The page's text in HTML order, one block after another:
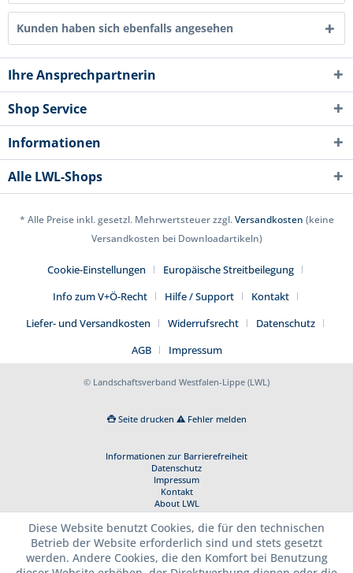
Kunden haben sich ebenfalls angesehen
Ihre Ansprechpartnerin
Shop Service
Informationen
Alle LWL-Shops
* Alle Preise inkl. gesetzl. Mehrwertsteuer zzgl.Versandkosten (keine
Versandkosten bei Downloadartikeln)
Cookie-Einstellungen
Europäische Streitbeilegung
Info zum V+Ö-Recht
Hilfe / Support
Kontakt
Liefer- und Versandkosten
Widerrufsrecht
Datenschutz
AGB
Impressum
© Landschaftsverband Westfalen-Lippe (LWL)
Seite drucken Fehler melden
Informationen zur Barrierefreiheit
Datenschutz
Impressum
Kontakt
About LWL
Diese Website benutzt Cookies, die für den technischen
Betrieb der Website erforderlich sind und stets gesetzt
werden. Andere Cookies, die den Komfort bei Benutzung